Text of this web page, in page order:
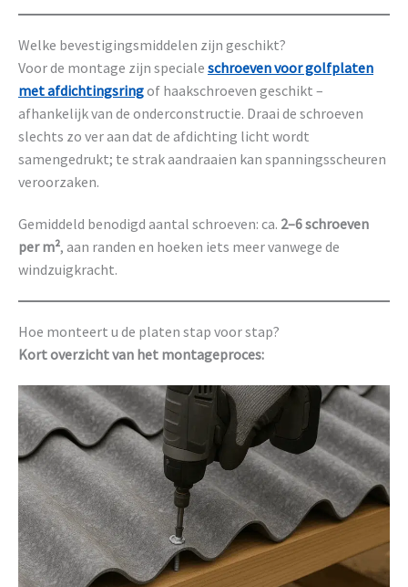
Welke bevestigingsmiddelen zijn geschikt?
Voor de montage zijn speciale schroeven voor golfplaten
met afdichtingsringof haakschroeven geschikt –
afhankelijk van de onderconstructie. Draai de schroeven
slechts zo ver aan dat de afdichting licht wordt
samengedrukt; te strak aandraaien kan spanningsscheuren
veroorzaken.
Gemiddeld benodigd aantal schroeven: ca. 2–6 schroeven
per m², aan randen en hoeken iets meer vanwege de
windzuigkracht.
Hoe monteert u de platen stap voor stap?
Kort overzicht van het montageproces: